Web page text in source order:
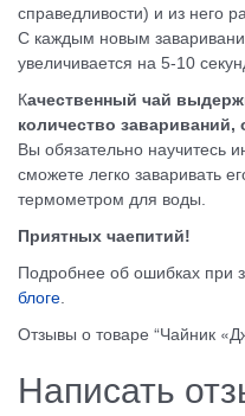
справедливости) и из него
С каждым новым
увеличивается на 5-10
Качественный чай
количество завариваний,
Вы обязательно научитесь
сможете легко заваривать
термометром для воды.
Приятных чаепитий!
Подробнее об ошибках при
блоге.
Отзывы о товаре “Чайник
Написать